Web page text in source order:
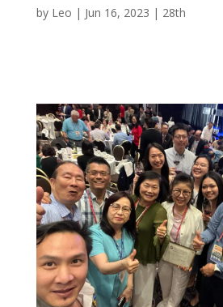
by Leo | Jun 16, 2023 | 28th